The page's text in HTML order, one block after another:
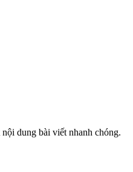
dung bài viết nhanh chóng.